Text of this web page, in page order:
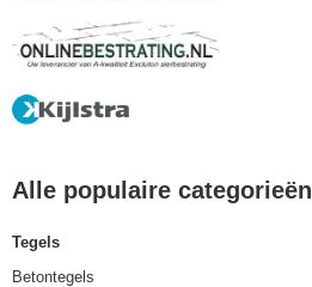
Alle populaire categorieën
Tegels
Betontegels